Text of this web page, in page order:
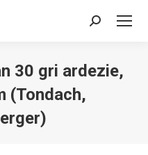
Search:
30 gri ardezie,
(Tondach,